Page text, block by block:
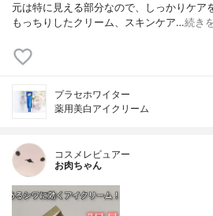
元は特に見える部分なので、しっかりケア
もっちりしたクリーム、スキンケア…続き
プラセホワイター
薬用美白アイクリーム
コスメレビュアー
お肉ちゃん